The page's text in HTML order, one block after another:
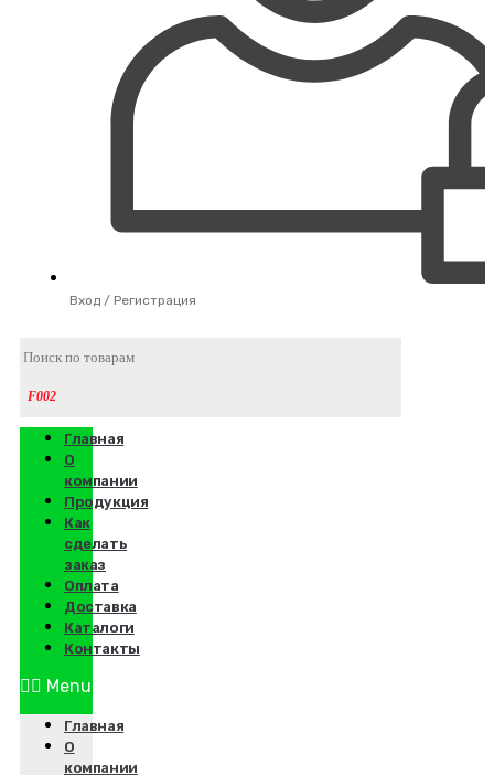
Вход / Регистрация
Главная
О
компании
Продукция
Как
сделать
заказ
Оплата
Доставка
Каталоги
Контакты
Menu
Главная
О
компании